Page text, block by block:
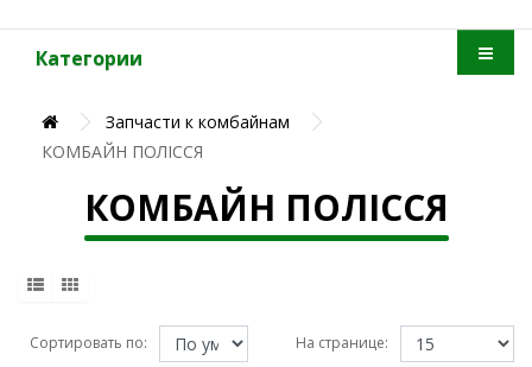
Категории
Запчасти к комбайнам
КОМБАЙН ПОЛІССЯ
КОМБАЙН ПОЛІССЯ
Сортировать по: На странице: